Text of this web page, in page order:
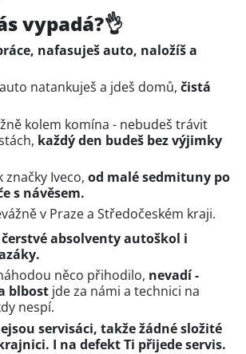
vypadá?👌
nafasuješ auto, naložíš a
natankuješ a jdeš domů, čistá
kolem komína - nebudeš trávit
každý den budeš bez výjimky
značky Iveco, od malé sedmituny po
s návěsem.
v Praze a Středočeském kraji.
absolventy autoškol i
něco přihodilo, nevadí -
blbost jde za námi a technici na
nespí.
servisáci, takže žádné složité
I na defekt Ti přijede servis.